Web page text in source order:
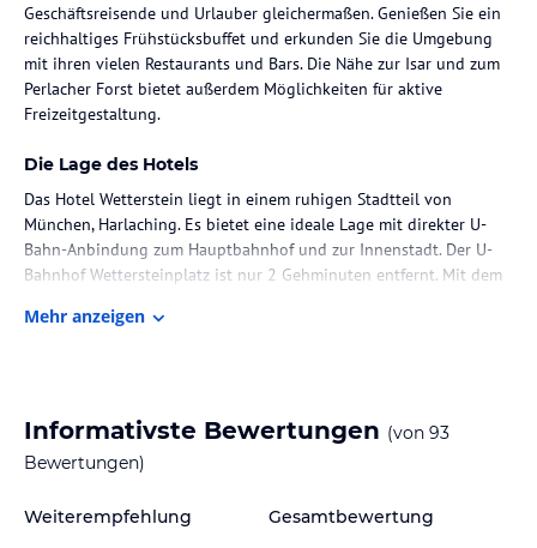
Geschäftsreisende und Urlauber gleichermaßen. Genießen Sie ein
reichhaltiges Frühstücksbuffet und erkunden Sie die Umgebung
mit ihren vielen Restaurants und Bars. Die Nähe zur Isar und zum
Perlacher Forst bietet außerdem Möglichkeiten für aktive
Freizeitgestaltung.
Die Lage des Hotels
Das Hotel Wetterstein liegt in einem ruhigen Stadtteil von
München, Harlaching. Es bietet eine ideale Lage mit direkter U-
Bahn-Anbindung zum Hauptbahnhof und zur Innenstadt. Der U-
Bahnhof Wettersteinplatz ist nur 2 Gehminuten entfernt. Mit dem
malerische Isar und der Perlacher Forst sind nur 3 km entfernt und
Zimmer / Unterbringung im Hotel
Das Hotel Wetterstein bietet geräumige Zimmer und Suiten, die
einem Schreibtisch ausgestattet sind. Die Zimmer sind ideal für
Mehr anzeigen
Informativste Bewertungen (von 93
Bewertungen)
Weiterempfehlung Gesamtbewertung